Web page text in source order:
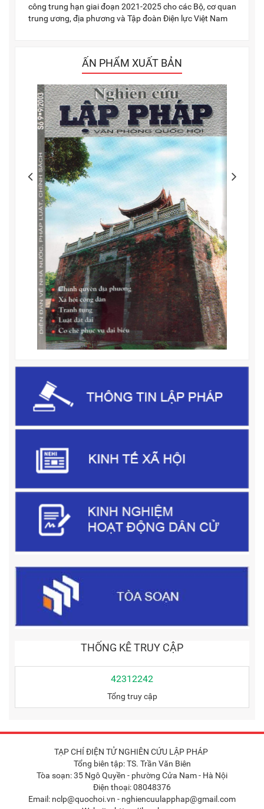
công trung hạn giai đoạn 2021-2025 cho các Bộ, cơ quan
trung ương, địa phương và Tập đoàn Điện lực Việt Nam
ẤN PHẨM XUẤT BẢN
THỐNG KÊ TRUY CẬP
42312242
Tổng truy cập
TẠP CHÍ ĐIỆN TỬ NGHIÊN CỨU LẬP PHÁP
Tổng biên tập: TS. Trần Văn Biên
Tòa soạn: 35 Ngô Quyền - phường Cửa Nam - Hà Nội
Điện thoại: 08048376
Email: nclp@quochoi.vn - nghiencuulapphap@gmail.com